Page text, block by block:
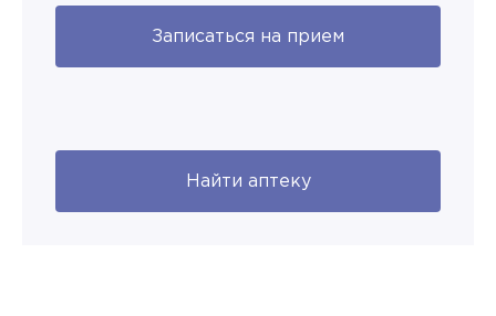
Записаться на прием
Найти аптеку